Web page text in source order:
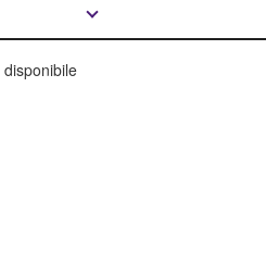
Prodotto disponibile a partire da
Mostra